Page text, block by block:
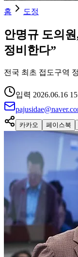
홈 도정
안명규 도의
정비한다”
전국 최초 접도구역
입력 2026.06.16
카카오 페이스북